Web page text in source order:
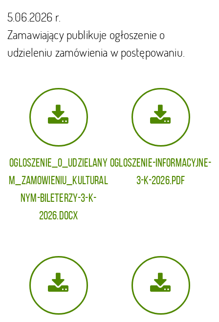
5.06.2026 r.
Zamawiający publikuje ogłoszenie o
udzieleniu zamówienia w postępowaniu.
Ogloszenie_o_udzielany
m_zamowieniu_kultural
nym-Bileterzy-3-K-
2026.docx
Ogloszenie-informacyjne-
3-K-2026.pdf